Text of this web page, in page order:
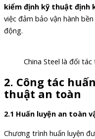
kiểm định kỹ thuật định
việc đảm bảo vận hành
động.
China Steel là đối
2. Công tác
thuật an toàn
2.1 Huấn luyện an toàn
Chương trình huấn luyện